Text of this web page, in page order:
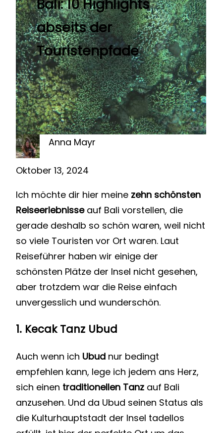
Bali: 10 Highlights
abseits der
Touristenpfade
Anna Mayr
Oktober 13, 2024
Ich möchte dir hier meine zehn schönsten
Reiseerlebnisseauf Bali vorstellen, die
gerade deshalb so schön waren, weil nicht
so viele Touristen vor Ort waren. Laut
Reiseführer haben wir einige der
schönsten Plätze der Insel nicht gesehen,
aber trotzdem war die Reise einfach
unvergesslich und wunderschön.
1. Kecak Tanz Ubud
Auch wenn ich Ubud nur bedingt
empfehlen kann, lege ich jedem ans Herz,
sich einen traditionellen Tanz auf Bali
anzusehen. Und da Ubud seinen Status als
die Kulturhauptstadt der Insel tadellos